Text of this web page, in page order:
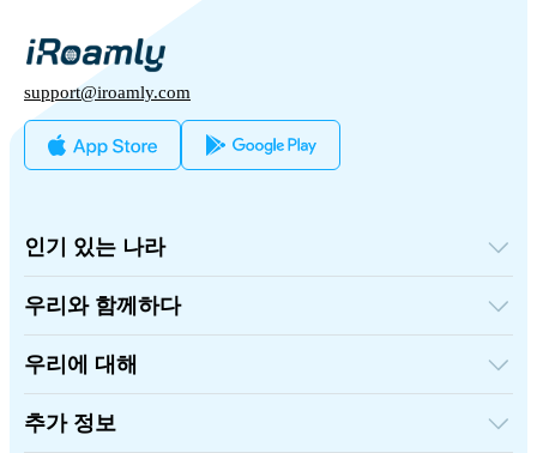
support@iroamly.com
인기 있는 나라
영국
터키
프랑스
태국
일본
인도
우리와 함께하다
추천하고 벌다
제휴 프로그램
API 문서
우리에 대해
연락처
추가 정보